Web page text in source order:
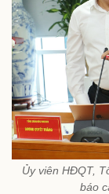
Ủy viên HĐQT,
báo